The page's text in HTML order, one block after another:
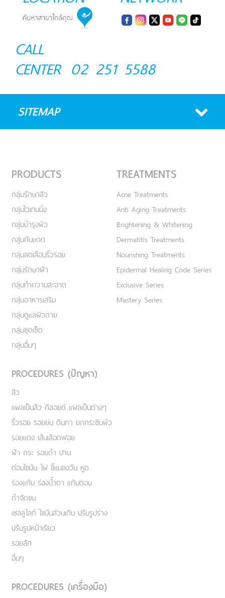
CALL
CENTER 02 251 5588
SITEMAP
PRODUCTS
กลุ่มรักษาสิว
กลุ่มไวเทนนิ่ง
กลุ่มบำรุงผิว
กลุ่มกันแดด
กลุ่มลดเลือนริ้วรอย
กลุ่มรักษาฝ้า
กลุ่มทำความสะอาด
กลุ่มอาหารเสริม
กลุ่มดูแลผิวกาย
กลุ่มชุดเซ็ต
กลุ่มอื่นๆ
TREATMENTS
Acne Treatments
Anti Aging Treatments
Brightening & Whitening
Dermatitis Treatments
Nourishing Treatments
Epidermal Healing Code Series
Exclusive Series
Mastery Series
PROCEDURES (ปัญหา)
สิว
แผลเป็นสิว คีลอยด์ แผลเป็นต่างๆ
ริ้วรอย รอยย่น ตีนกา ยกกระชับผิว
รอยแดง เส้นเลือดฟอย
ฝ้า กระ รอยดำ ปาน
ต่อมไขมัน ไฝ ขี้แมลงวัน หูด
ร่องแก้ม ร่องน้ำตา แก้มตอบ
กำจัดขน
เชลลูไลท์ ไขมันส่วนเกิน ปรับรูปร่าง
ปรับรูปหน้าเรียว
รอยสัก
อื่นๆ
PROCEDURES (เครื่องมือ)